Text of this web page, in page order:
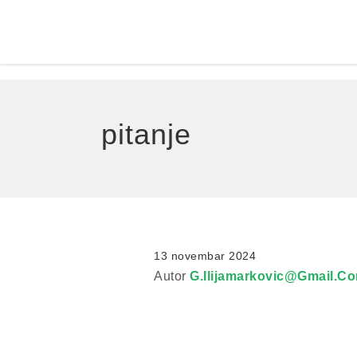
pitanje
13 novembar 2024
Autor